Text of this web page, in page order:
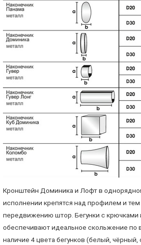
Кронштейн Доминика и Лофт в
исполнении крепятся над профилем и
передвижению штор. Бегунки с крючками
обеспечивают идеальное скольжение по
наличие 4 цвета бегунков (белый,